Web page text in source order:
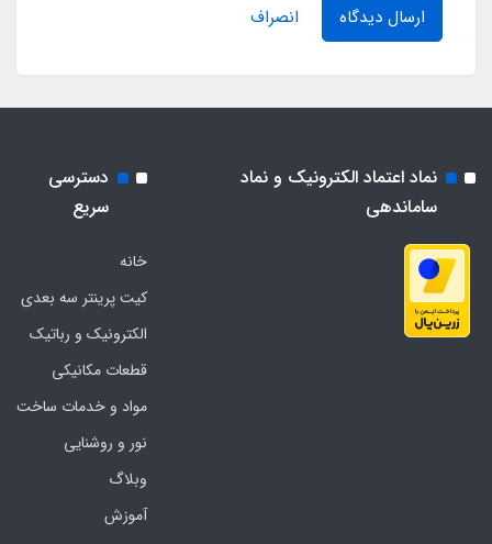
ارسال دیدگاه انصراف
نماد اعتماد الکترونیک و نماد
ساماندهی
دسترسی
سریع
خانه
کیت پرینتر سه بعدی
الکترونیک و رباتیک
قطعات مکانیکی
مواد و خدمات ساخت
نور و روشنایی
وبلاگ
آموزش